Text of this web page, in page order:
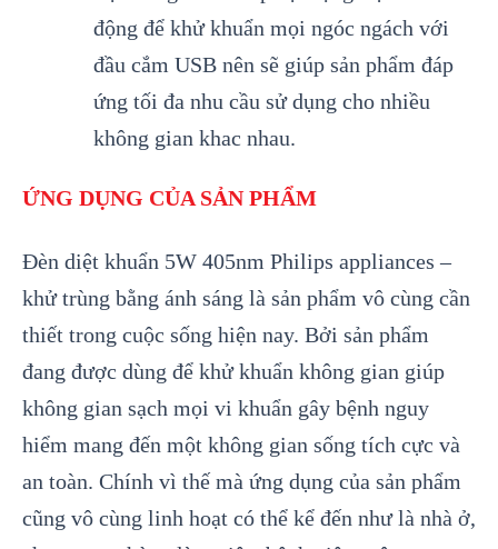
động để khử khuẩn mọi ngóc ngách với
đầu cắm USB nên sẽ giúp sản phẩm đáp
ứng tối đa nhu cầu sử dụng cho nhiều
không gian khac nhau.
ỨNG DỤNG CỦA SẢN PHẨM
Đèn diệt khuẩn 5W 405nm Philips appliances –
khử trùng bằng ánh sáng là sản phẩm vô cùng cần
thiết trong cuộc sống hiện nay. Bởi sản phẩm
đang được dùng để khử khuẩn không gian giúp
không gian sạch mọi vi khuẩn gây bệnh nguy
hiểm mang đến một không gian sống tích cực và
an toàn. Chính vì thế mà ứng dụng của sản phẩm
cũng vô cùng linh hoạt có thể kể đến như là nhà ở,